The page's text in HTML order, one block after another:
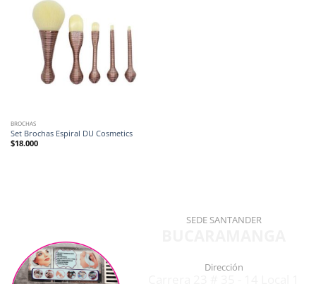
BROCHAS
Set Brochas Espiral DU Cosmetics
$18.000
SEDE SANTANDER
Dirección